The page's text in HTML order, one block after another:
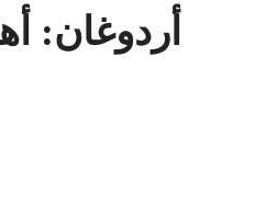
أردوغان: